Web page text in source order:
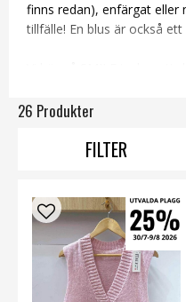
finns redan), enfärgat eller
tillfälle! En blus är också
Vi här på SMILE tycker att
Blusar,cardigans
26 Produkter
FILTER